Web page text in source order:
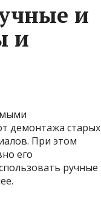
и
и
демонтажа старых
При этом
его
ручные